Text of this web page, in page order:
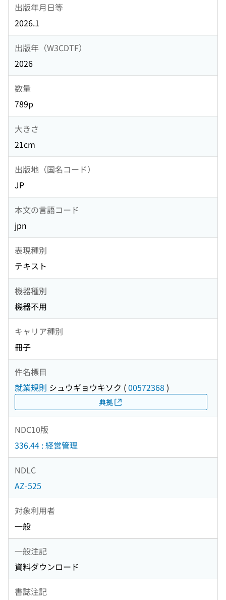
出版年月日等
2026.1
出版年（W3CDTF）
2026
数量
789p
大きさ
21cm
出版地（国名コード）
JP
本文の言語コード
jpn
表現種別
テキスト
機器種別
機器不用
キャリア種別
冊子
件名標目
就業規則 シュウギョウキソク (00572368 )
典拠
NDC10版
336.44 : 経営管理
NDLC
AZ-525
対象利用者
一般
一般注記
資料ダウンロード
書誌注記